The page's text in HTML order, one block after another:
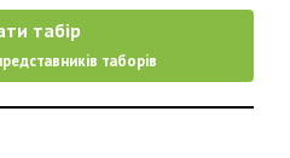
табір
таборів